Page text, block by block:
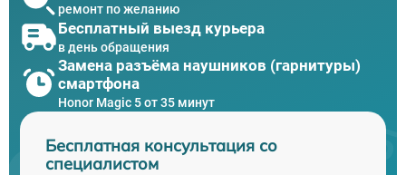
ремонт по желанию
Бесплатный выезд курьера
в день обращения
Замена разъёма наушников (гарнитуры)
смартфона
Honor Magic 5 от 35 минут
Бесплатная консультация со
специалистом